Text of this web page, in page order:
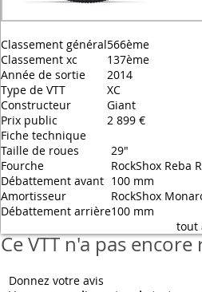
Classement général566ème
Classement xc
137ème
Année de sortie
2014
Type de VTT
XC
Constructeur
Giant
Prix public
2 899 €
Fiche technique
Taille de roues
29"
Fourche
RockShox Reba
Débattement avant 100 mm
Amortisseur
RockShox
Débattement arrière100 mm
tout
Ce VTT n'a pas encore
Donnez votre avis